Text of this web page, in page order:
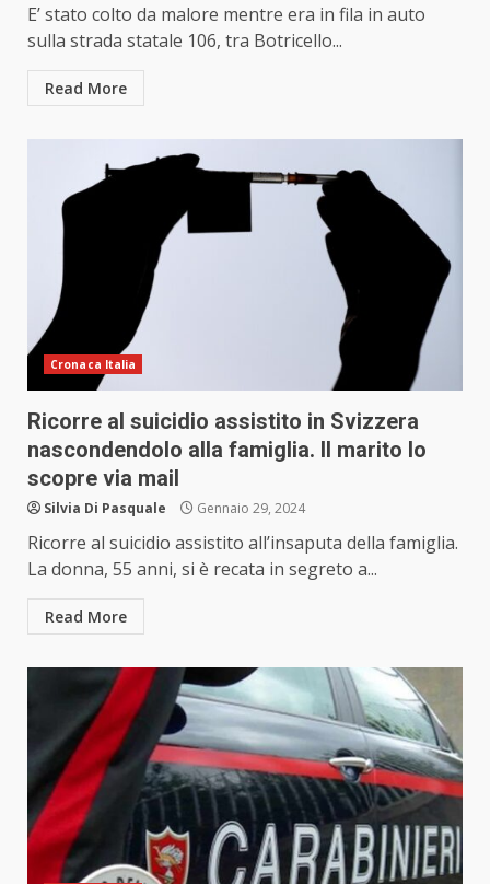
E’ stato colto da malore mentre era in fila in auto
sulla strada statale 106, tra Botricello...
Read More
Cronaca Italia
Ricorre al suicidio assistito in Svizzera
nascondendolo alla famiglia. Il marito lo
scopre via mail
Silvia Di Pasquale Gennaio 29, 2024
Ricorre al suicidio assistito all’insaputa della famiglia.
La donna, 55 anni, si è recata in segreto a...
Read More